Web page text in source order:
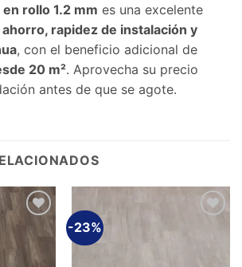
rollo 1.2 mm es una excelente
ahorro, rapidez de instalación y
, con el beneficio adicional de
20 m². Aprovecha su precio
antes de que se agote.
Añadir
a la
lista de
deseos
-23%